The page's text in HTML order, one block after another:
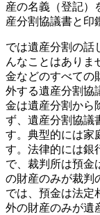
産の名義（登記）
産分割協議書と印
では遺産分割の話
んなことはありま
金などのすべての
外する遺産分割協
金は遺産分割から
ず、遺産分割協議
す。典型的には家
す。法律的には銀
で、裁判所は預金
の財産のみが裁判
では、預金は法定
外の財産のみが遺